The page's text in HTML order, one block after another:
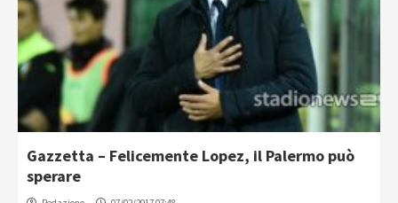
Gazzetta – Felicemente Lopez, il Palermo può
sperare